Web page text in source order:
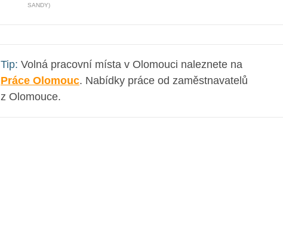
SANDY)
Tip: Volná pracovní místa v Olomouci naleznete na
Práce Olomouc. Nabídky práce od zaměstnavatelů
z Olomouce.